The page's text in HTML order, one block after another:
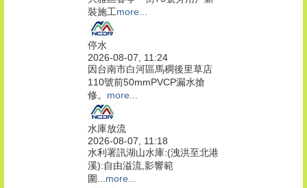
裝施工more...
停水
2026-08-07, 11:24
因台南市白河區馬稠後里草店
110號前50mmPVCP漏水搶
修。 more...
水庫放流
2026-08-07, 11:18
水利署訊湖山水庫:(洩洪至北港
溪):自由溢流,影響範
圍... more...